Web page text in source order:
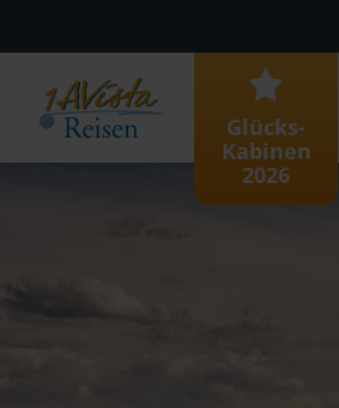
Glücks-
Kabinen
2026